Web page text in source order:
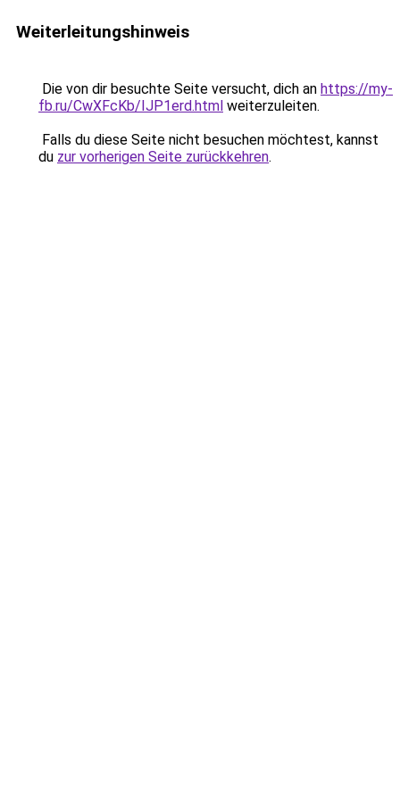
Weiterleitungshinweis
Die von dir besuchte Seite versucht, dich an https://my-
fb.ru/CwXFcKb/IJP1erd.html weiterzuleiten.
Falls du diese Seite nicht besuchen möchtest, kannst
du zur vorherigen Seite zurückkehren.